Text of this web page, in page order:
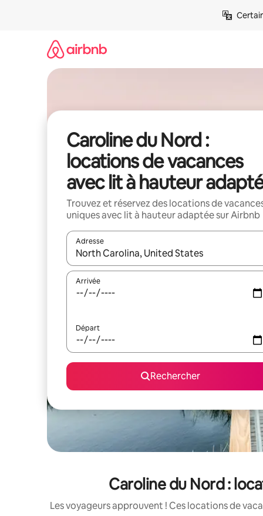
Caroline du Nord :
locations de vacances
avec lit à hauteur
Trouvez et réservez des locations de
uniques avec lit à hauteur adaptée sur Airbnb
Adresse
Lorsque les résultats s'affichent, utilisez les
Arrivée
Départ
Rechercher
Caroline du Nord :
Les voyageurs approuvent ! Ces locations de